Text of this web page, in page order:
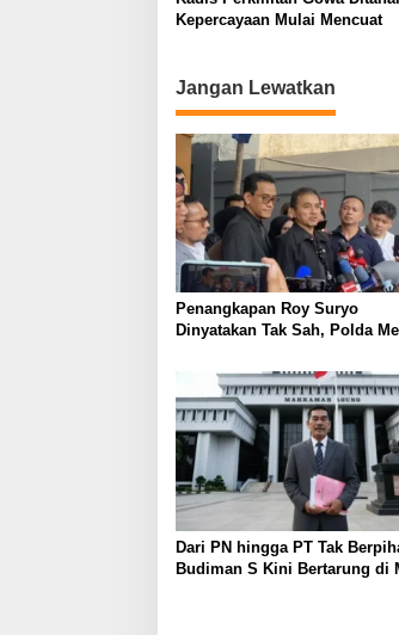
Kepercayaan Mulai Mencuat
Jangan Lewatkan
Penangkapan Roy Suryo
Dinyatakan Tak Sah, Polda
Dari PN hingga PT Tak
Budiman S Kini Bertarung di